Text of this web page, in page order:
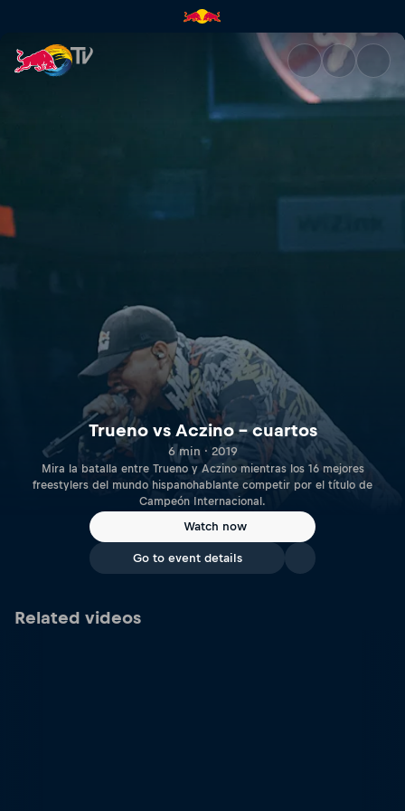
Trueno vs Aczino – cuartos |
Trueno vs Aczino – cuartos
6 min · 2019
Mira la batalla entre Trueno y Aczino mientras los 16 mejores
freestylers del mundo hispanohablante competir por el título de
Campeón Internacional.
Watch now
Go to event details
Related videos